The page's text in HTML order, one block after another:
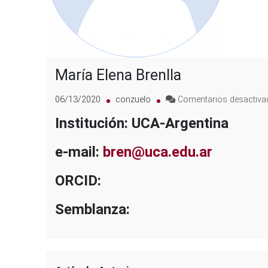
María Elena Brenlla
06/13/2020 conzuelo Comentarios
Institución: UCA-Argentina
e-mail: bren@uca.edu.ar
ORCID:
Semblanza: